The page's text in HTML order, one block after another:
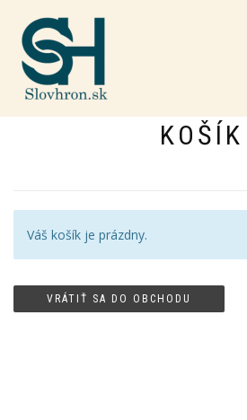
KOŠÍK
Váš košík je prázdny.
VRÁTIŤ SA DO OBCHODU